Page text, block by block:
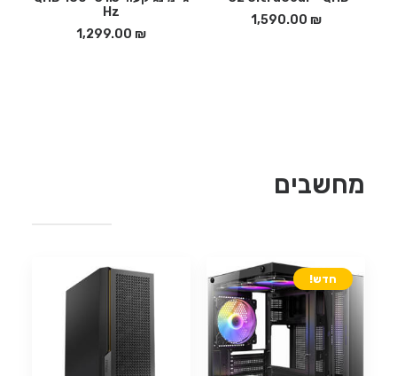
1,590.00 ₪
Hz
1,299.00 ₪
מחשבים
חדש!